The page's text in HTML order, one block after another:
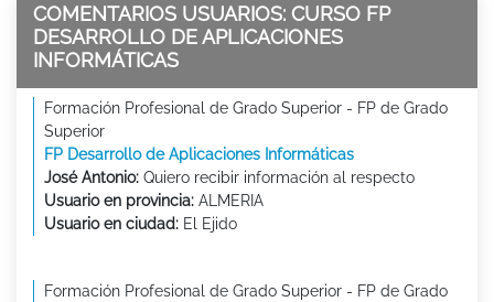
COMENTARIOS USUARIOS: CURSO FP
DESARROLLO DE APLICACIONES
INFORMÁTICAS
Formación Profesional de Grado Superior - FP de Grado
Superior
FP Desarrollo de Aplicaciones Informáticas
José Antonio: Quiero recibir información al respecto
Usuario en provincia: ALMERIA
Usuario en ciudad: El Ejido
Formación Profesional de Grado Superior - FP de Grado